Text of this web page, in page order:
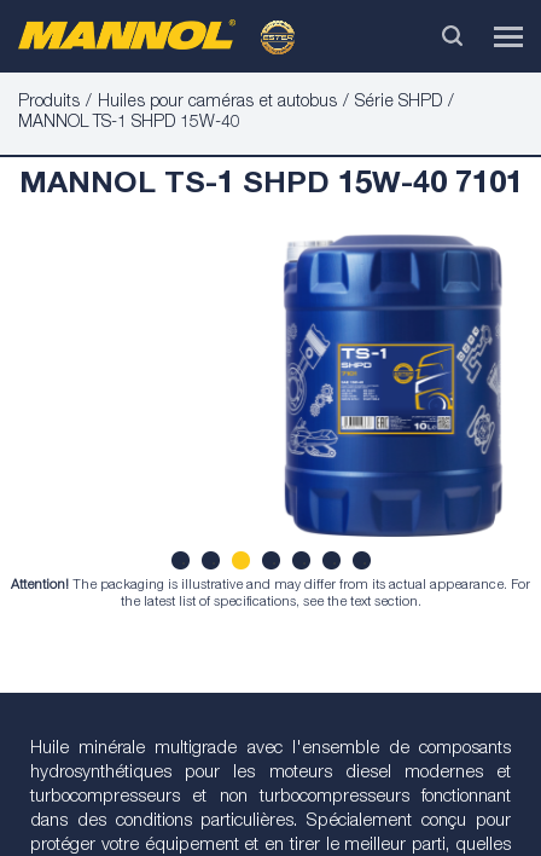
Produits Huiles pour caméras et autobus
Série SHPD
MANNOL TS-1 SHPD 15W-40
MANNOL TS-1 SHPD 15W-40 7101
2 3 5 6 7
Attention! The packaging is illustrative and may differ from its actual appearance. For
the latest list of specifications, see the text section.
Huile minérale multigrade avec l'ensemble de composants
hydrosynthétiques pour les moteurs diesel modernes et
turbocompresseurs et non turbocompresseurs fonctionnant
dans des conditions particulières. Spécialement conçu pour
protéger votre équipement et en tirer le meilleur parti, quelles